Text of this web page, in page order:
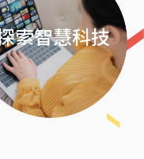
索智慧科技